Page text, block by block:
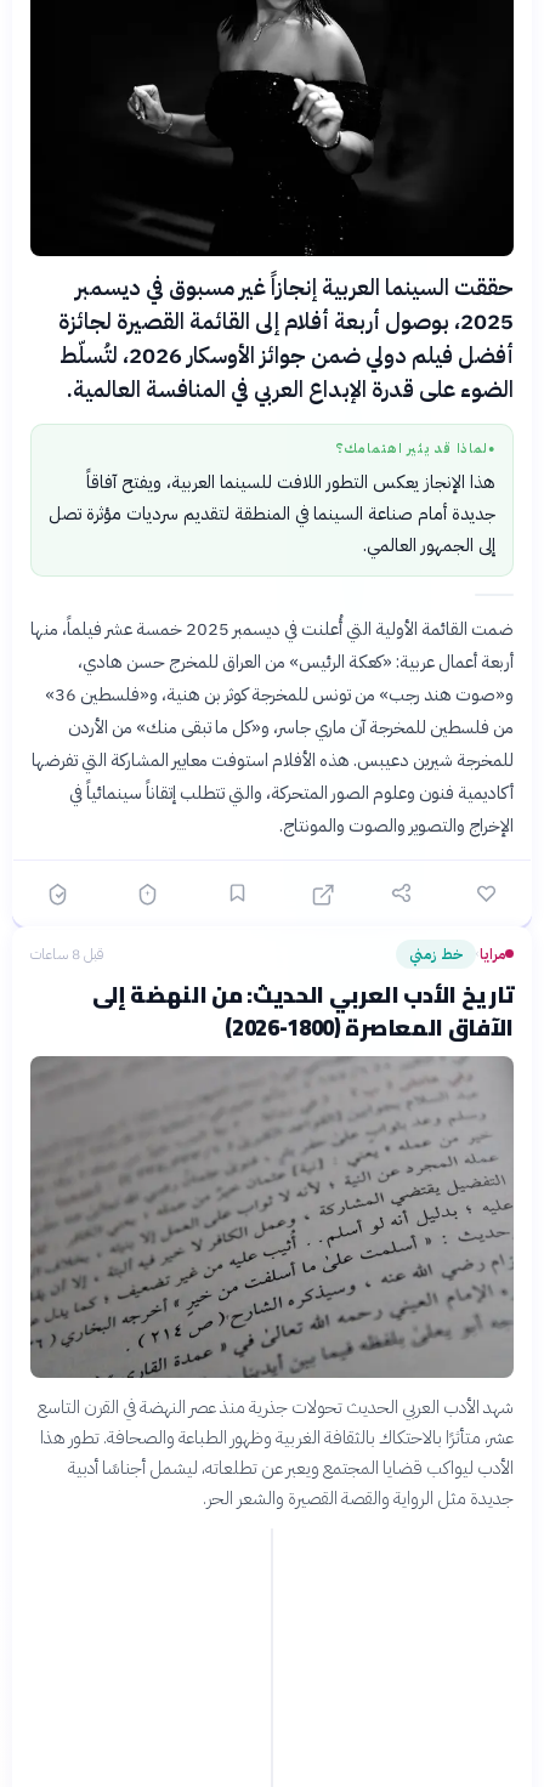
حققت السينما العربية إنجازاً غير مسبوق في ديسمبر
2025، بوصول أربعة أفلام إلى القائمة القصيرة لجائزة
أفضل فيلم دولي ضمن جوائز الأوسكار 2026، لتُسلّط
الضوء على قدرة الإبداع العربي في المنافسة العالمية.
● لماذا قد يثير اهتمامك؟
هذا الإنجاز يعكس التطور اللافت للسينما العربية، ويفتح آفاقاً
جديدة أمام صناعة السينما في المنطقة لتقديم سرديات مؤثرة تصل
إلى الجمهور العالمي.
ضمت القائمة الأولية التي أُعلنت في ديسمبر 2025 خمسة عشر فيلماً، منها
أربعة أعمال عربية: «كعكة الرئيس» من العراق للمخرج حسن هادي،
و«صوت هند رجب» من تونس للمخرجة كوثر بن هنية، و«فلسطين 36»
من فلسطين للمخرجة آن ماري جاسر، و«كل ما تبقى منك» من الأردن
للمخرجة شيرين دعيبس. هذه الأفلام استوفت معايير المشاركة التي تفرضها
أكاديمية فنون وعلوم الصور المتحركة، والتي تتطلب إتقاناً سينمائياً في
الإخراج والتصوير والصوت والمونتاج.
مرايا› خط زمني قبل 8 ساعات
تاريخ الأدب العربي الحديث: من النهضة إلى
الآفاق المعاصرة (1800-2026)
شهد الأدب العربي الحديث تحولات جذرية منذ عصر النهضة في القرن التاسع
عشر، متأثرًا بالاحتكاك بالثقافة الغربية وظهور الطباعة والصحافة. تطور هذا
الأدب ليواكب قضايا المجتمع ويعبر عن تطلعاته، ليشمل أجناسًا أدبية
جديدة مثل الرواية والقصة القصيرة والشعر الحر.